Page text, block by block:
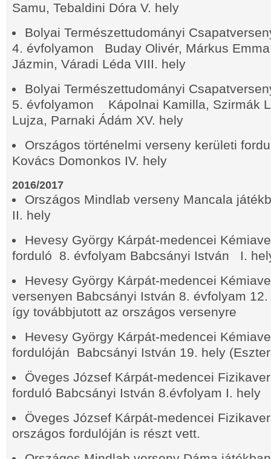
Samu, Tebaldini Dóra V. hely
Bolyai Természettudományi
4. évfolyamon Buday Olivér, Márkus
Jázmin, Váradi Léda VIII. hely
Bolyai Természettudományi
5. évfolyamon Kápolnai Kamilla, Szirmák
Lujza, Parnaki Ádám XV. hely
Országos történelmi verseny kerületi
Kovács Domonkos IV. hely
2016/2017
Országos Mindlab verseny Mancala
II. hely
Hevesy György Kárpát-medencei
forduló 8. évfolyam Babcsányi István I.
Hevesy György Kárpát-medencei
versenyen Babcsányi István 8. évfolyam
így továbbjutott az országos versenyre
Hevesy György Kárpát-medencei
fordulóján Babcsányi István 19. hely
Öveges József Kárpát-medencei
forduló Babcsányi István 8.évfolyam I. hely
Öveges József Kárpát-medencei
országos fordulóján is részt vett.